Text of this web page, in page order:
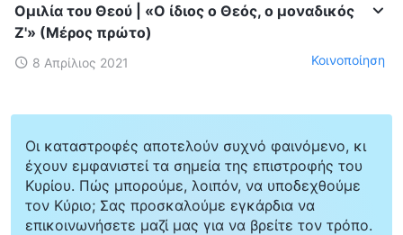
Ομιλία του Θεού | «Ο ίδιος ο Θεός, ο μοναδικός
Ζ'» (Μέρος πρώτο)
8 Απρίλιος 2021 Κοινοποίηση
Οι καταστροφές αποτελούν συχνό φαινόμενο, κι
έχουν εμφανιστεί τα σημεία της επιστροφής του
Κυρίου. Πώς μπορούμε, λοιπόν, να υποδεχθούμε
τον Κύριο; Σας προσκαλούμε εγκάρδια να
επικοινωνήσετε μαζί μας για να βρείτε τον τρόπο.